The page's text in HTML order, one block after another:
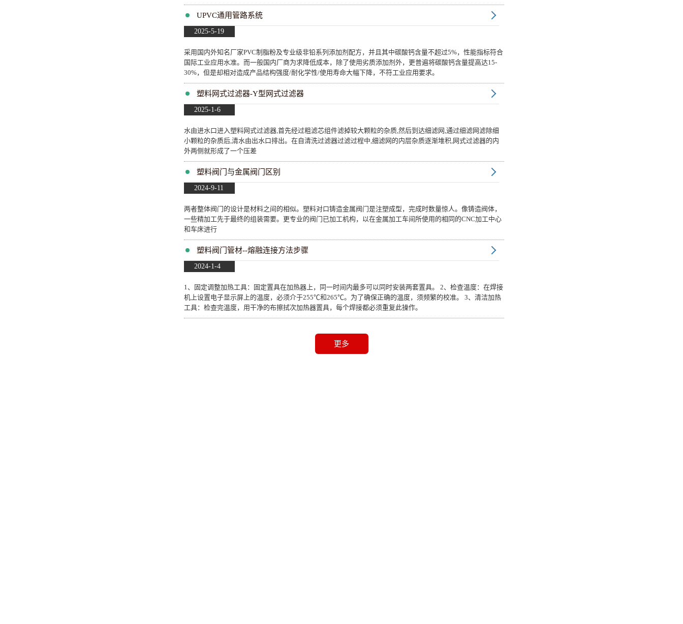
UPVC通用管路系统
2025-5-19
采用国内外知名厂家PVC制脂粉及专业级非铅系列添加剂配方，并且其中碳酸钙含量不超过5%，性能指标符合
国际工业应用水准。而一般国内厂商为求降低成本，除了使用劣质添加剂外，更普遍将碳酸钙含量提高达15-
30%，但是却相对造成产品结构强度/耐化学性/使用寿命大幅下降，不符工业应用要求。
塑料网式过滤器-Y型网式过滤器
2025-1-6
水由进水口进入塑料网式过滤器,首先经过粗滤芯组件滤掉较大颗粒的杂质,然后到达细滤网,通过细滤网滤除细
小颗粒的杂质后,清水由出水口排出。在自清洗过滤器过滤过程中,细滤网的内层杂质逐渐堆积,网式过滤器的内
外两侧就形成了一个压差
塑料阀门与金属阀门区别
2024-9-11
两者整体阀门的设计是材料之间的相似。塑料对口铸造金属阀门是注塑成型，完成时数量惊人。像铸造阀体，
一些精加工先于最终的组装需要。更专业的阀门已加工机构，以在金属加工车间所使用的相同的CNC加工中心
和车床进行
塑料阀门管材--熔融连接方法步骤
2024-1-4
1、固定调整加热工具：固定置具在加热器上，同一时间内最多可以同时安装两套置具。 2、检查温度：在焊接
机上设置电子显示屏上的温度，必须介于255℃和265℃。为了确保正确的温度，须频繁的校准。 3、清洁加热
工具：检查完温度，用干净的布擦拭次加热器置具，每个焊接都必须重复此操作。
更多